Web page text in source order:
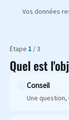
Vos données
Étape 1 / 3
Quel est
Conseil
Une